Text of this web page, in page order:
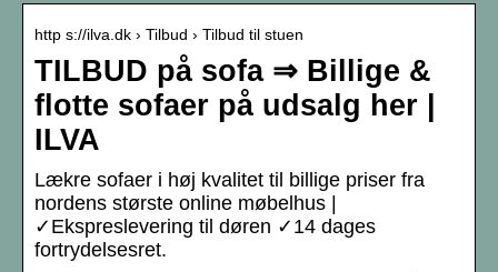
http s://ilva.dk › Tilbud › Tilbud til stuen
TILBUD på sofa ⇒ Billige &
flotte sofaer på udsalg her |
ILVA
Lækre sofaer i høj kvalitet til billige priser fra
nordens største online møbelhus |
✓Ekspreslevering til døren ✓14 dages
fortrydelsesret.